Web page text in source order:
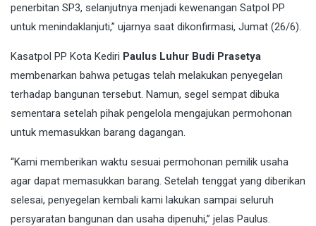
penerbitan SP3, selanjutnya menjadi kewenangan Satpol PP
untuk menindaklanjuti,” ujarnya saat dikonfirmasi, Jumat (26/6).
Kasatpol PP Kota Kediri Paulus Luhur Budi Prasetya
membenarkan bahwa petugas telah melakukan penyegelan
terhadap bangunan tersebut. Namun, segel sempat dibuka
sementara setelah pihak pengelola mengajukan permohonan
untuk memasukkan barang dagangan.
“Kami memberikan waktu sesuai permohonan pemilik usaha
agar dapat memasukkan barang. Setelah tenggat yang diberikan
selesai, penyegelan kembali kami lakukan sampai seluruh
persyaratan bangunan dan usaha dipenuhi,” jelas Paulus.